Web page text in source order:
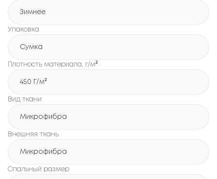
Зимнее
Упаковка
Сумка
Плотность материала, г/м²
450 Г/м²
Вид ткани
Микрофибра
Внешняя ткань
Микрофибра
Спальный размер